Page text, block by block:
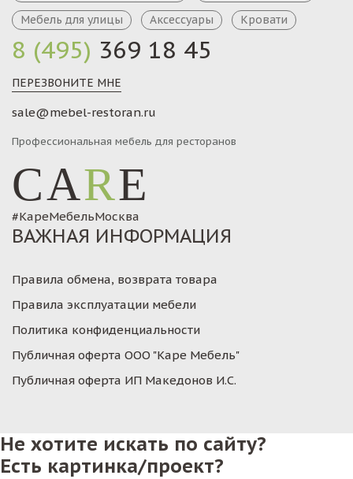
8 (495) 369 18 45
ПЕРЕЗВОНИТЕ МНЕ
sale@mebel-restoran.ru
Профессиональная мебель для ресторанов
CARE
#КареМебельМосква
Мебель для улицы
Аксессуары Кровати
ВАЖНАЯ ИНФОРМАЦИЯ
Правила обмена, возврата товара
Правила эксплуатации мебели
Политика конфиденциальности
Публичная оферта ООО "Каре Мебель"
Публичная оферта ИП Македонов И.С.
Не хотите искать по сайту?
Есть картинка/проект?